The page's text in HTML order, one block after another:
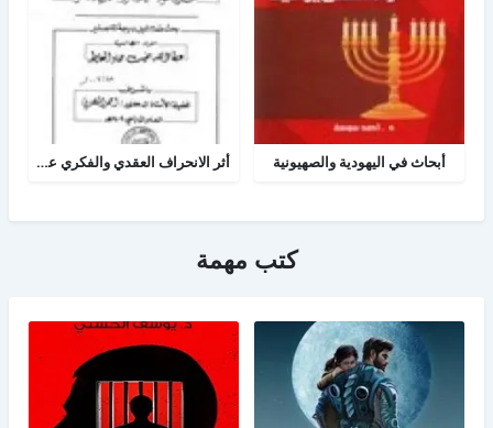
أبحاث في اليهودية والصهيونية أثر الانحراف العقدي والفكري عند اليهود على الفكر الصهيوني المعاصر
كتب مهمة